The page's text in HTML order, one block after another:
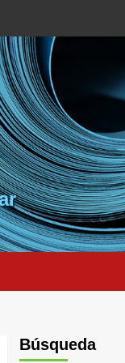
Búsqueda